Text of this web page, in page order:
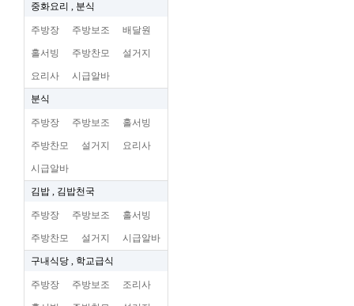
중화요리 , 분식
주방장 주방보조 배달원
홀서빙 주방찬모 설거지
요리사 시급알바
분식
주방장 주방보조 홀서빙
주방찬모 설거지 요리사
시급알바
김밥 , 김밥천국
주방장 주방보조 홀서빙
주방찬모 설거지 시급알바
구내식당 , 학교급식
주방장 주방보조 조리사